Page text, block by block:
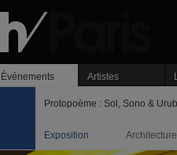
Événements Artistes
Protopoème : Sol, Sono &
Exposition